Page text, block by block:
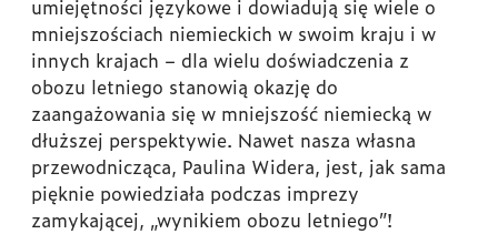
umiejętności językowe i dowiadują się wiele o
mniejszościach niemieckich w swoim kraju i w
innych krajach – dla wielu doświadczenia z
obozu letniego stanowią okazję do
zaangażowania się w mniejszość niemiecką w
dłuższej perspektywie. Nawet nasza własna
przewodnicząca, Paulina Widera, jest, jak sama
pięknie powiedziała podczas imprezy
zamykającej, „wynikiem obozu letniego”!